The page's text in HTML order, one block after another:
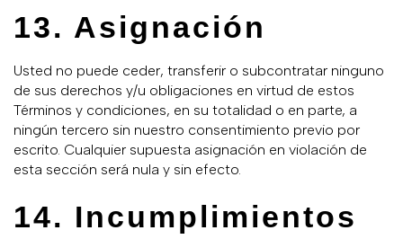
13. Asignación
Usted no puede ceder, transferir o subcontratar ninguno
de sus derechos y/u obligaciones en virtud de estos
Términos y condiciones, en su totalidad o en parte, a
ningún tercero sin nuestro consentimiento previo por
escrito. Cualquier supuesta asignación en violación de
esta sección será nula y sin efecto.
14. Incumplimientos